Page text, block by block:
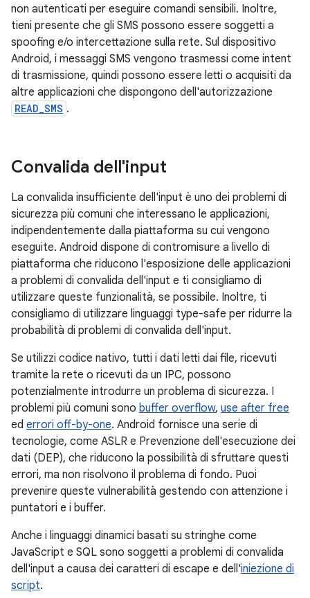
non autenticati per eseguire comandi sensibili. Inoltre,
tieni presente che gli SMS possono essere soggetti a
spoofing e/o intercettazione sulla rete. Sul dispositivo
Android, i messaggi SMS vengono trasmessi come intent
di trasmissione, quindi possono essere letti o acquisiti da
altre applicazioni che dispongono dell'autorizzazione
READ_SMS .
Convalida dell'input
La convalida insufficiente dell'input è uno dei problemi di
sicurezza più comuni che interessano le applicazioni,
indipendentemente dalla piattaforma su cui vengono
eseguite. Android dispone di contromisure a livello di
piattaforma che riducono l'esposizione delle applicazioni
a problemi di convalida dell'input e ti consigliamo di
utilizzare queste funzionalità, se possibile. Inoltre, ti
consigliamo di utilizzare linguaggi type-safe per ridurre la
probabilità di problemi di convalida dell'input.
Se utilizzi codice nativo, tutti i dati letti dai file, ricevuti
tramite la rete o ricevuti da un IPC, possono
potenzialmente introdurre un problema di sicurezza. I
problemi più comuni sono buffer overflow, use after free
ed errori off-by-one. Android fornisce una serie di
tecnologie, come ASLR e Prevenzione dell'esecuzione dei
dati (DEP), che riducono la possibilità di sfruttare questi
errori, ma non risolvono il problema di fondo. Puoi
prevenire queste vulnerabilità gestendo con attenzione i
puntatori e i buffer.
Anche i linguaggi dinamici basati su stringhe come
JavaScript e SQL sono soggetti a problemi di convalida
dell'input a causa dei caratteri di escape e dell'iniezione di
script.